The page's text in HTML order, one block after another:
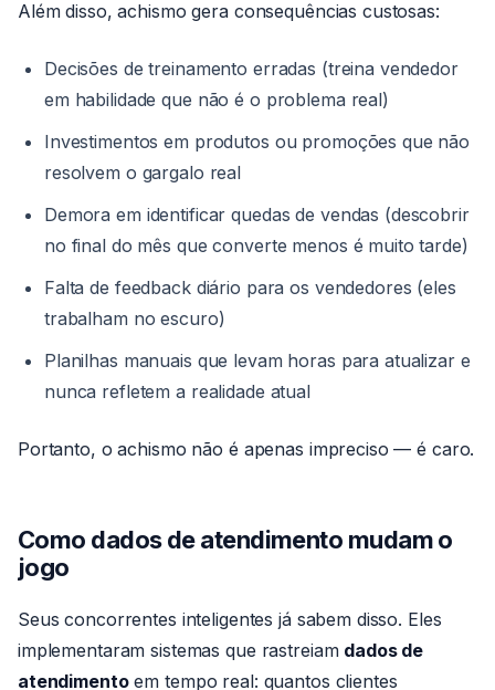
Além disso, achismo gera consequências custosas:
Decisões de treinamento erradas (treina vendedor
em habilidade que não é o problema real)
Investimentos em produtos ou promoções que não
resolvem o gargalo real
Demora em identificar quedas de vendas (descobrir
no final do mês que converte menos é muito tarde)
Falta de feedback diário para os vendedores (eles
trabalham no escuro)
Planilhas manuais que levam horas para atualizar e
nunca refletem a realidade atual
Portanto, o achismo não é apenas impreciso — é caro.
Como dados de atendimento mudam o
jogo
Seus concorrentes inteligentes já sabem disso. Eles
implementaram sistemas que rastreiam dados de
atendimentoem tempo real: quantos clientes